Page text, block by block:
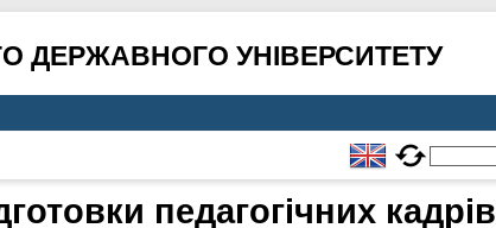
ДЕРЖАВНОГО УНІВЕРСИТЕТУ
педагогічних кадрів